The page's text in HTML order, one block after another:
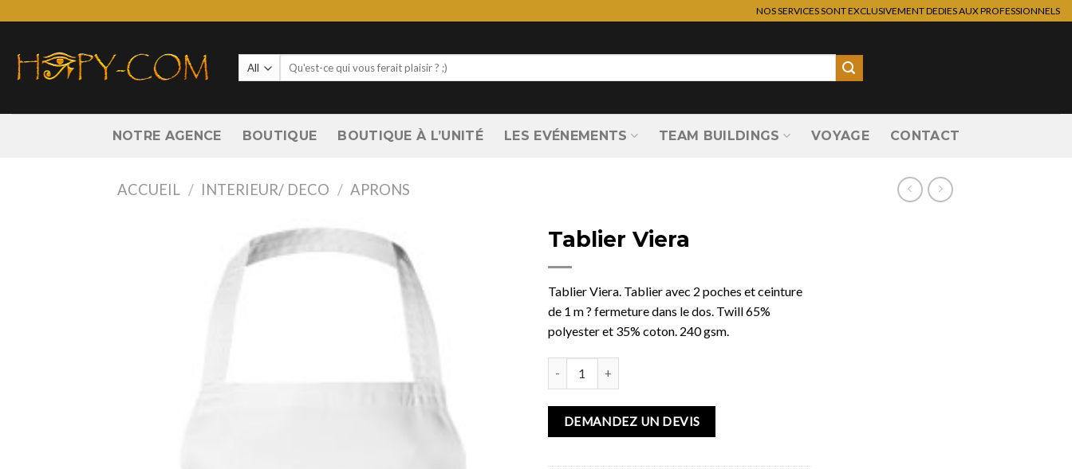
NOS SERVICES SONT EXCLUSIVEMENT DEDIES AUX PROFESSIONNELS
Recherche
pour :
NOTRE AGENCE BOUTIQUE BOUTIQUE À L’UNITÉ LES EVÉNEMENTS TEAM BUILDINGS VOYAGE CONTACT
ACCUEIL / INTERIEUR/ DECO / APRONS
Tablier Viera
Tablier Viera. Tablier avec 2 poches et ceinture
de 1 m ? fermeture dans le dos. Twill 65%
polyester et 35% coton. 240 gsm.
DEMANDEZ UN DEVIS